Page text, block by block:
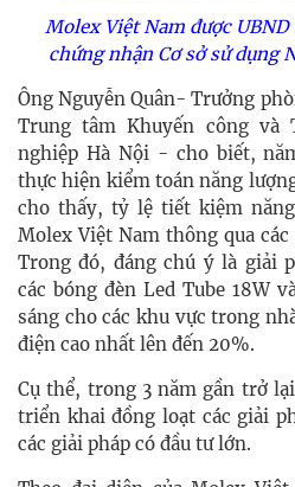
Molex Việt Nam được
chứng nhận Cơ sở sử dụng
Ông Nguyễn Quân- Trưởng
Trung tâm Khuyến công và
nghiệp Hà Nội - cho biết,
thực hiện kiểm toán năng
cho thấy, tỷ lệ tiết kiệm
Molex Việt Nam thông qua
Trong đó, đáng chú ý là giải
các bóng đèn Led Tube 18W
sáng cho các khu vực trong
điện cao nhất lên đến 20%.
Cụ thể, trong 3 năm gần trở
triển khai đồng loạt các giải
các giải pháp có đầu tư lớn.